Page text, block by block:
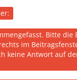
Bitte die
im
keine Antwort auf